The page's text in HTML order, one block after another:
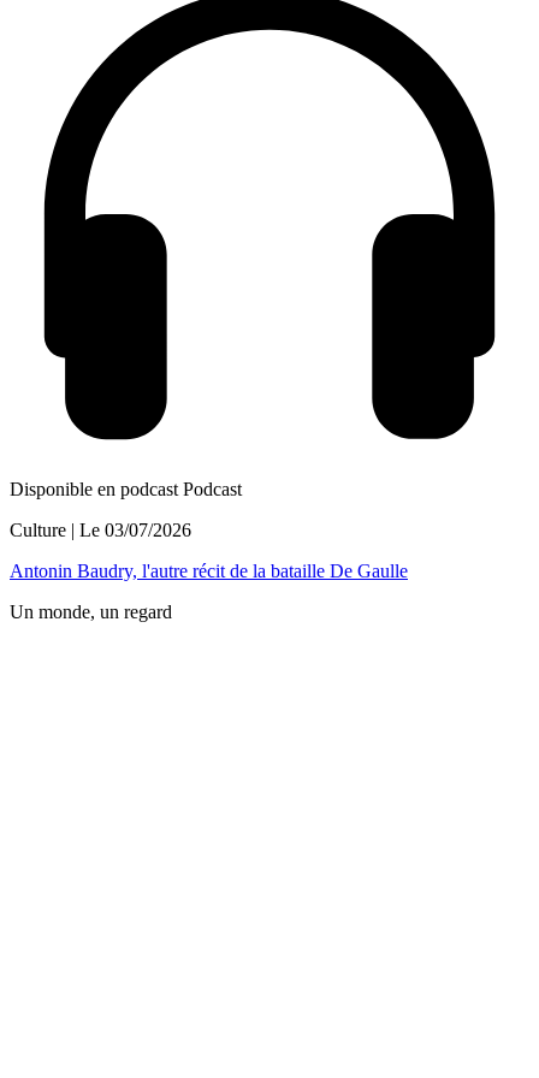
Disponible en podcast Podcast
Culture | Le 03/07/2026
Antonin Baudry, l'autre récit de la bataille De Gaulle
Un monde, un regard